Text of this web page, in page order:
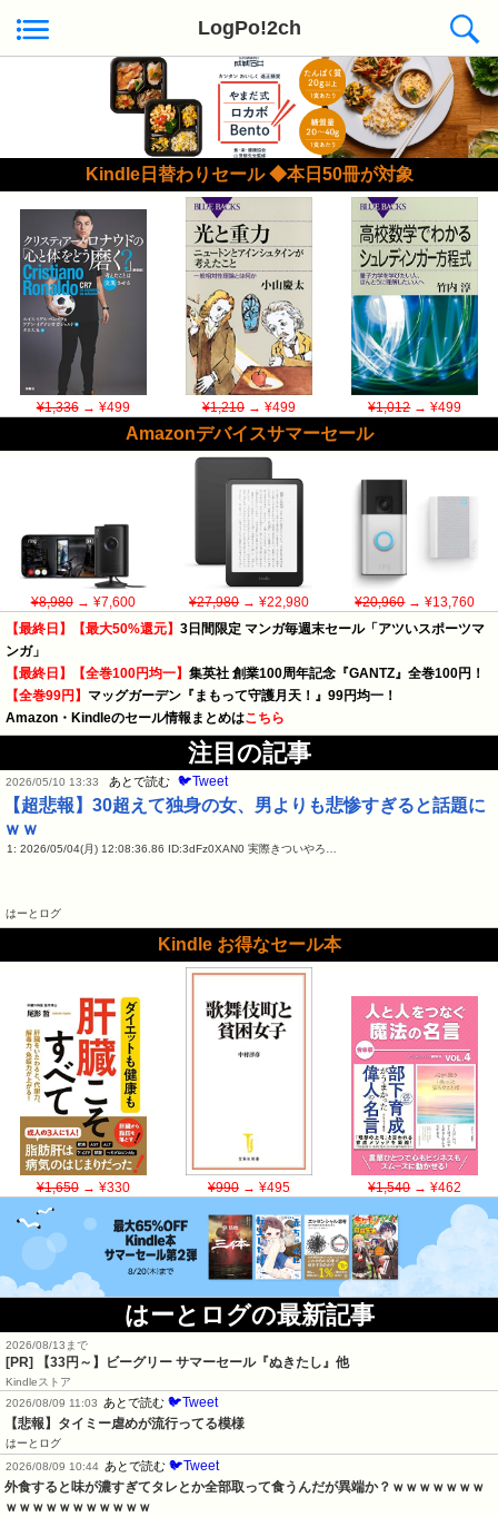
LogPo!2ch
Kindle日替わりセール ◆本日50冊が対象
¥1,336→ ¥499 ¥1,210→ ¥499 ¥1,012→ ¥499
Amazonデバイスサマーセール
¥8,980→ ¥7,600 ¥27,980→ ¥22,980 ¥20,960→ ¥13,760
【最終日】【最大50%還元】 3日間限定 マンガ毎週末セール「アツいスポーツマ
ンガ」
【最終日】【全巻100円均一】 集英社 創業100周年記念『GANTZ』全巻100円！
【全巻99円】 マッグガーデン『まもって守護月天！』99円均一！
Amazon・Kindleのセール情報まとめはこちら
注目の記事
2026/05/10 13:33 あとで読む 🐦Tweet
【超悲報】30超えて独身の女、男よりも悲惨すぎると話題に
ｗｗ
1: 2026/05/04(月) 12:08:36.86 ID:3dFz0XAN0 実際きついやろ…
はーとログ
Kindle お得なセール本
¥1,650→ ¥330 ¥990→ ¥495 ¥1,540→ ¥462
はーとログの最新記事
2026/08/13まで
[PR] 【33円～】ビーグリー サマーセール『ぬきたし』他
Kindleストア
2026/08/09 11:03
あとで読む 🐦Tweet
【悲報】タイミー虐めが流行ってる模様
はーとログ
2026/08/09 10:44 あとで読む 🐦Tweet
外食すると味が濃すぎてタレとか全部取って食うんだが異端か？ｗｗｗｗｗｗｗ
ｗｗｗｗｗｗｗｗｗｗｗ